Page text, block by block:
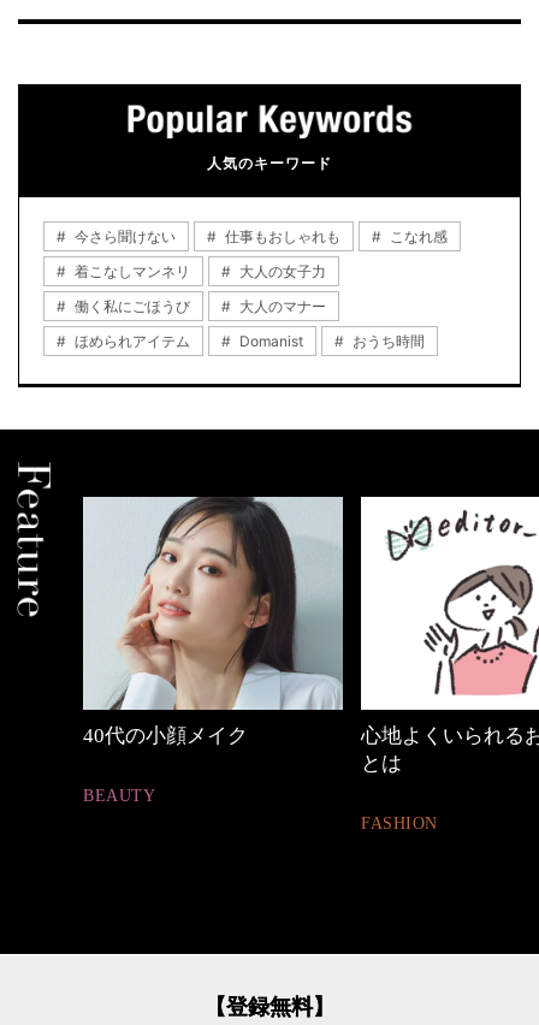
人気のキーワード
今さら聞けない 仕事もおしゃれも
こなれ感
着こなしマンネリ
大人の女子力
働く私にごほうび
大人のマナー
ほめられアイテム
Domanist おうち時間
心地よくいられるおしゃれ
【ワーママのきれ
ュアル通勤】
FASHION
【登録無料】